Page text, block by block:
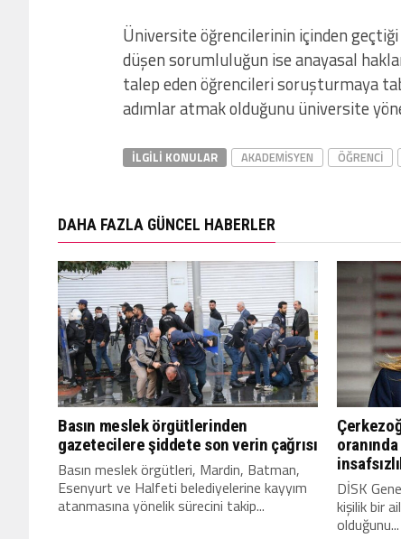
Üniversite öğrencilerinin içinden
düşen sorumluluğun ise anayasal
talep eden öğrencileri soruşturmaya
adımlar atmak olduğunu üniversite
İLGILI KONULAR AKADEMISYEN ÖĞRENCI
DAHA FAZLA GÜNCEL HABERLER
Basın meslek örgütlerinden
gazetecilere şiddete son verin çağrısı
Basın meslek örgütleri, Mardin, Batman,
Esenyurt ve Halfeti belediyelerine kayyım
atanmasına yönelik sürecini takip...
DİSK
kişilik bir
olduğunu...